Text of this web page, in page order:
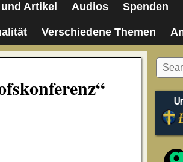
Artikel Audios Spenden
Verschiedene Themen